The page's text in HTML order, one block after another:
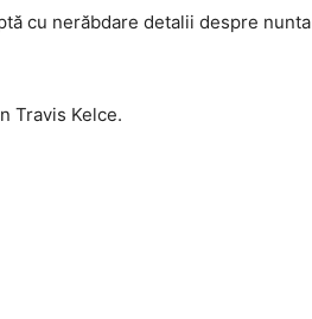
cu nerăbdare detalii despre nunta
Travis Kelce.